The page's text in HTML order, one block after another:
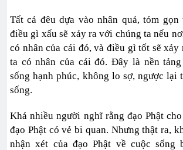
Tất cả đêu dựa vào nhân quả, tóm gọn
điều gì xấu sẽ xảy ra với chúng ta nếu
có nhân của cái đó, và điều gì tốt sẽ xảy
ta có nhân của cái đó. Đây là nền
sống hạnh phúc, không lo sợ, ngược lại
sống.
Khá nhiều người nghĩ rằng đạo Phật
đạo Phật có vẻ bi quan. Nhưng thật ra,
nhận xét của đạo Phật về cuộc sống